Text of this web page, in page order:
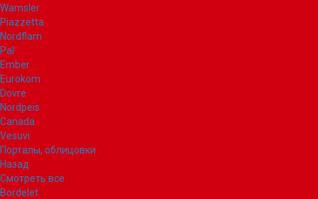
Wamsler
Piazzetta
Nordflam
Pal
Ember
Eurokom
Dovre
Nordpeis
Canada
Vesuvi
Порталы, облицовки
Назад
Смотреть все
Bordelet